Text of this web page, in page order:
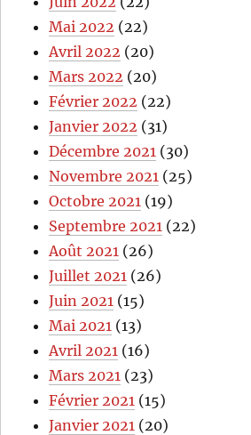
Mai 2022 (22)
Avril 2022 (20)
Mars 2022 (20)
Février 2022 (22)
Janvier 2022 (31)
Décembre 2021 (30)
Novembre 2021 (25)
Octobre 2021 (19)
Septembre 2021 (22)
Août 2021 (26)
Juillet 2021 (26)
Juin 2021 (15)
Mai 2021 (13)
Avril 2021 (16)
Mars 2021 (23)
Février 2021 (15)
Janvier 2021 (20)